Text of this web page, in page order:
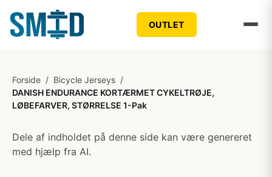
OUTLET
Forside / Bicycle Jerseys /
DANISH ENDURANCE KORTÆRMET CYKELTRØJE,
LØBEFARVER, STØRRELSE 1-Pak
Dele af indholdet på denne side kan være genereret
med hjælp fra AI.